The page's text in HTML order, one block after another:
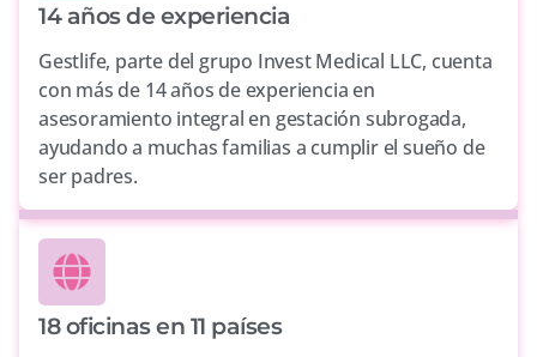
14 años de experiencia
Gestlife, parte del grupo Invest Medical LLC, cuenta
con más de 14 años de experiencia en
asesoramiento integral en gestación subrogada,
ayudando a muchas familias a cumplir el sueño de
ser padres.
18 oficinas en 11 países